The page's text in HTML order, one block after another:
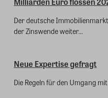
Der deutsche
der Zinswende weiter...
Neue Expertise gefragt
Die Regeln für den Umgang